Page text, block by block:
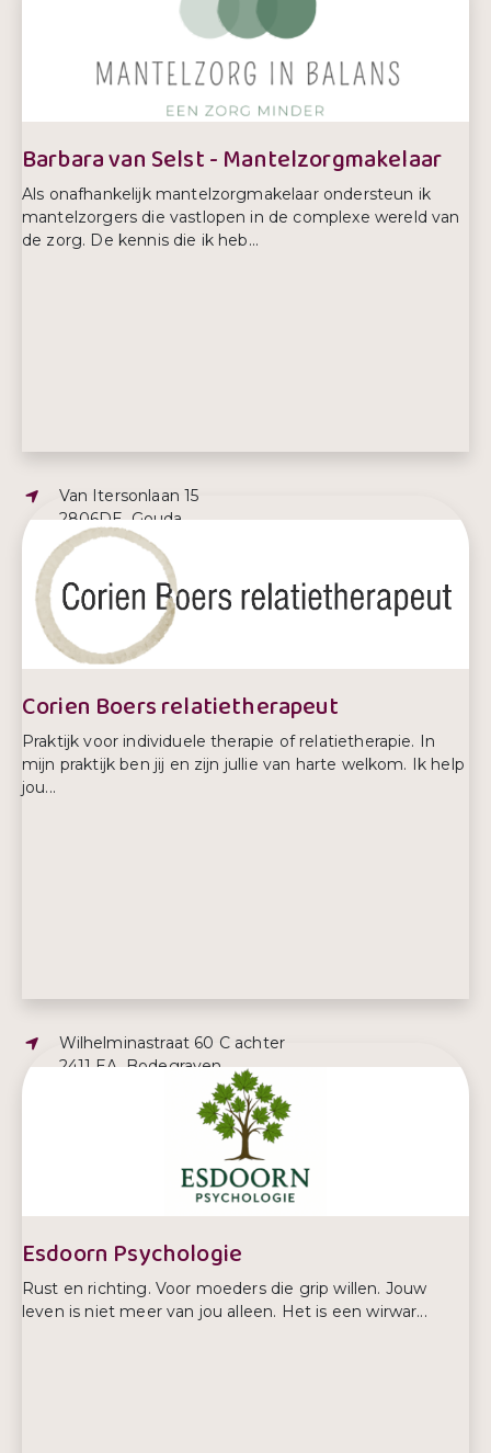
Barbara van Selst - Mantelzorgmakelaar
Als onafhankelijk mantelzorgmakelaar ondersteun ik
mantelzorgers die vastlopen in de complexe wereld van
de zorg. De kennis die ik heb...
Adres:
Van Itersonlaan 15
2806DE, Gouda
E-mailadres:
barbara@mantelzorginbalans.nl
Telefoonnummer:
+31642502673
Corien Boers relatietherapeut
Praktijk voor individuele therapie of relatietherapie. In
mijn praktijk ben jij en zijn jullie van harte welkom. Ik help
jou...
Adres:
Wilhelminastraat 60 C achter
2411 EA, Bodegraven
corien@praktijkcorien.nl
Esdoorn Psychologie
Rust en richting. Voor moeders die grip willen. Jouw
leven is niet meer van jou alleen. Het is een wirwar...